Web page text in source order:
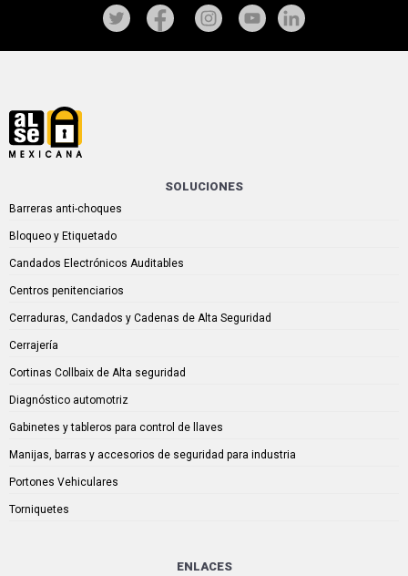
SOLUCIONES
Barreras anti-choques
Bloqueo y Etiquetado
Candados Electrónicos Auditables
Centros penitenciarios
Cerraduras, Candados y Cadenas de Alta Seguridad
Cerrajería
Cortinas Collbaix de Alta seguridad
Diagnóstico automotriz
Gabinetes y tableros para control de llaves
Manijas, barras y accesorios de seguridad para industria
Portones Vehiculares
Torniquetes
ENLACES